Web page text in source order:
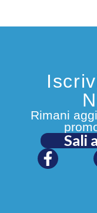
Rimani
Sali